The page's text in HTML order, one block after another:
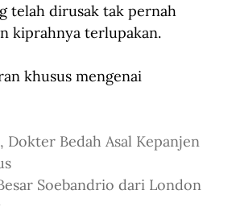
telah dirusak tak pernah
kiprahnya terlupakan.
khusus mengenai
Dokter Bedah Asal Kepanjen
Soebandrio dari London